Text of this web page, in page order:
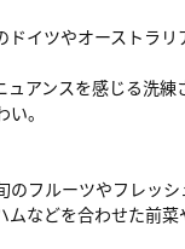
イツやオーストラリ
アンスを感じる洗練
。
フルーツやフレッ
などを合わせた前